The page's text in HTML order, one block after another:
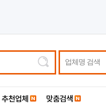
업체명 검색
천업체 맞춤검색